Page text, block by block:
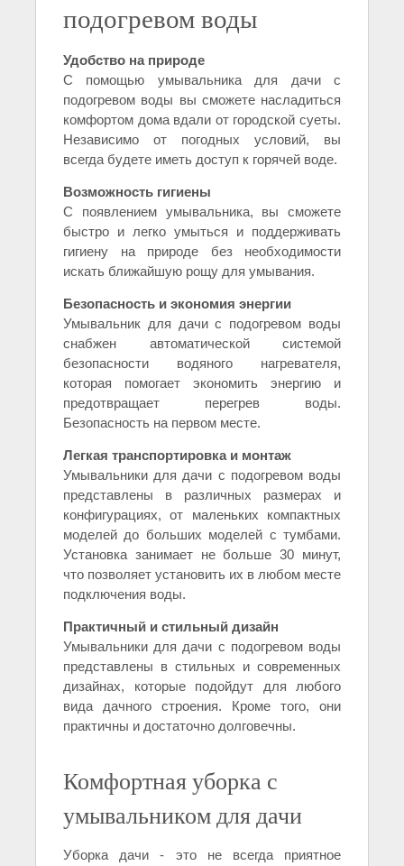
подогревом воды
Удобство на природе
С помощью умывальника для дачи с
подогревом воды вы сможете насладиться
комфортом дома вдали от городской суеты.
Независимо от погодных условий, вы
всегда будете иметь доступ к горячей воде.
Возможность гигиены
С появлением умывальника, вы сможете
быстро и легко умыться и поддерживать
гигиену на природе без необходимости
искать ближайшую рощу для умывания.
Безопасность и экономия энергии
Умывальник для дачи с подогревом воды
снабжен автоматической системой
безопасности водяного нагревателя,
которая помогает экономить энергию и
предотвращает перегрев воды.
Безопасность на первом месте.
Легкая транспортировка и монтаж
Умывальники для дачи с подогревом воды
представлены в различных размерах и
конфигурациях, от маленьких компактных
моделей до больших моделей с тумбами.
Установка занимает не больше 30 минут,
что позволяет установить их в любом месте
подключения воды.
Практичный и стильный дизайн
Умывальники для дачи с подогревом воды
представлены в стильных и современных
дизайнах, которые подойдут для любого
вида дачного строения. Кроме того, они
практичны и достаточно долговечны.
Комфортная уборка с
умывальником для дачи
Уборка дачи - это не всегда приятное